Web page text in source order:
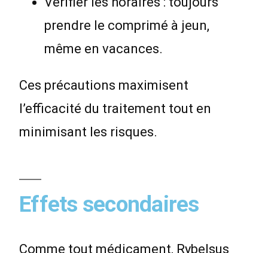
prendre le comprimé à jeun,
même en vacances.
Ces précautions maximisent
l’efficacité du traitement tout en
minimisant les risques.
Effets secondaires
Comme tout médicament, Rybelsus